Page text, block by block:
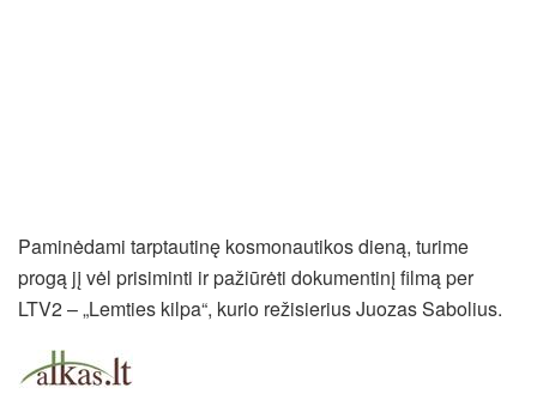
Paminėdami tarptautinę kosmonautikos dieną, turime
progą jį vėl prisiminti ir pažiūrėti dokumentinį filmą per
LTV2 – „Lemties kilpa“, kurio režisierius Juozas Sabolius.